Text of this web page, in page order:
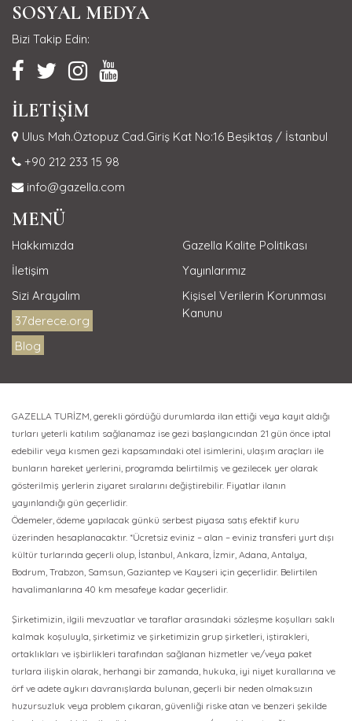
SOSYAL MEDYA
Bizi Takip Edin:
İLETİŞİM
Ulus Mah.Öztopuz Cad.Giriş Kat No:16 Beşiktaş / İstanbul
+90 212 233 15 98
info@gazella.com
MENÜ
Hakkımızda
İletişim
Sizi Arayalım
37derece.org
Blog
Gazella Kalite Politikası
Yayınlarımız
Kişisel Verilerin Korunması
Kanunu
GAZELLA TURİZM, gerekli gördüğü durumlarda ilan ettiği veya kayıt aldığı
turları yeterli katılım sağlanamaz ise gezi başlangıcından 21 gün önce iptal
edebilir veya kısmen gezi kapsamındaki otel isimlerini, ulaşım araçları ile
bunların hareket yerlerini, programda belirtilmiş ve gezilecek yer olarak
gösterilmiş yerlerin ziyaret sıralarını değiştirebilir. Fiyatlar ilanın
yayınlandığı gün geçerlidir.
Ödemeler, ödeme yapılacak günkü serbest piyasa satış efektif kuru
üzerinden hesaplanacaktır. *Ücretsiz eviniz – alan – eviniz transferi yurt dışı
kültür turlarında geçerli olup, İstanbul, Ankara, İzmir, Adana, Antalya,
Bodrum, Trabzon, Samsun, Gaziantep ve Kayseri için geçerlidir. Belirtilen
havalimanlarına 40 km mesafeye kadar geçerlidir.
Şirketimizin, ilgili mevzuatlar ve taraflar arasındaki sözleşme koşulları saklı
kalmak koşuluyla, şirketimiz ve şirketimizin grup şirketleri, iştirakleri,
ortaklıkları ve işbirlikleri tarafından sağlanan hizmetler ve/veya paket
turlara ilişkin olarak, herhangi bir zamanda, hukuka, iyi niyet kurallarına ve
örf ve adete aykırı davranışlarda bulunan, geçerli bir neden olmaksızın
huzursuzluk veya problem çıkaran, güvenliği riske atan ve benzeri şekilde